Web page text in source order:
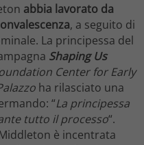
abbia lavorato da
, a seguito di
La principessa del
Shaping Us
Center for Early
ha rilasciato una
“La principessa
tutto il processo“.
è incentrata